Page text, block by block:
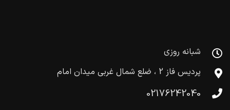
شبانه روزی
پردیس فاز 2 ، ضلع شمال غربی میدان امام
02176242040